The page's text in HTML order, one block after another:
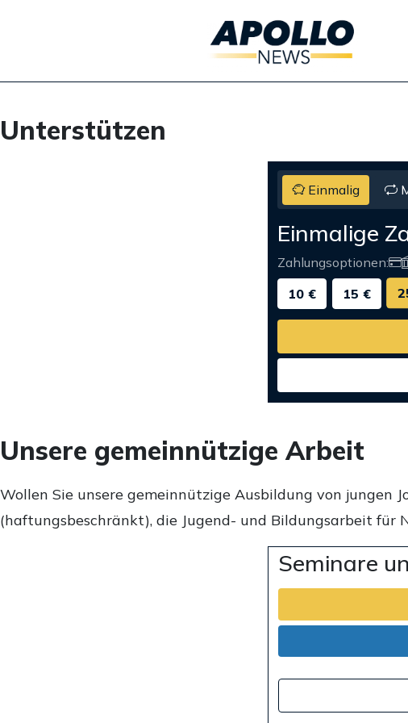
Unterstützen
Einmalig
Einmalige
Zahlungsoptionen:
10 €
15 €
Unsere gemeinnützige Arbeit
Wollen Sie unsere gemeinnützige Ausbildung von jungen
(haftungsbeschränkt), die Jugend- und Bildungsarbeit für
Seminare